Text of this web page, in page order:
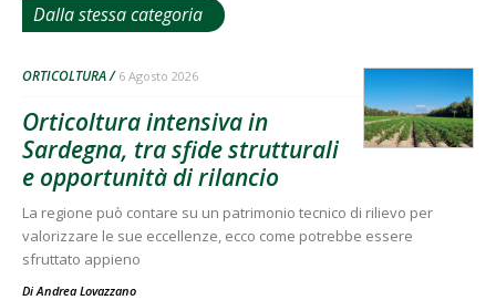
Dalla stessa categoria
ORTICOLTURA 6 Agosto 2026
Orticoltura intensiva in
Sardegna, tra sfide strutturali
e opportunità di rilancio
La regione può contare su un patrimonio tecnico di rilievo per
valorizzare le sue eccellenze, ecco come potrebbe essere
sfruttato appieno
Di Andrea Lovazzano